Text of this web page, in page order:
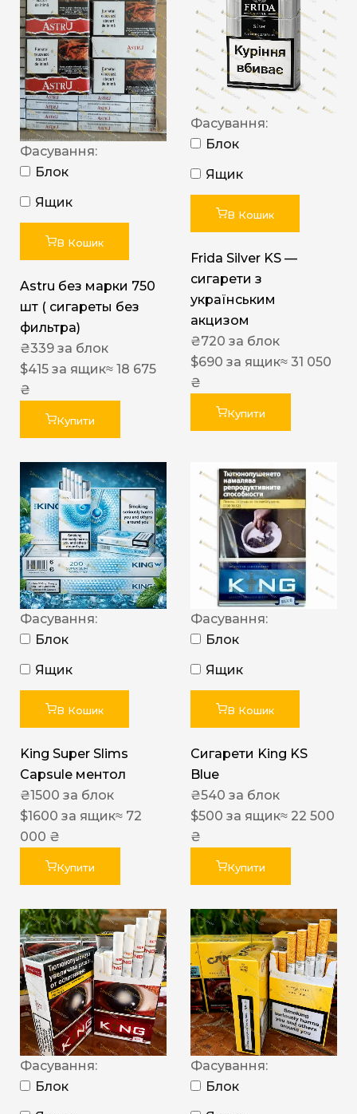
Фасування:
Блок
Ящик
В Кошик
Astru без марки 750
шт ( сигареты без
фильтра)
₴339 за блок
$415 за ящик≈ 18 675
₴
Купити
Фасування:
Блок
Ящик
В Кошик
Frida Silver KS —
сигарети з
українським
акцизом
₴720 за блок
$690 за ящик≈ 31 050
₴
Купити
Фасування:
Блок
Ящик
В Кошик
King Super Slims
Capsule ментол
₴1500 за блок
$1600 за ящик≈ 72
000 ₴
Купити
Фасування:
Блок
Ящик
В Кошик
Сигарети King KS
Blue
₴540 за блок
$500 за ящик≈ 22 500
₴
Купити
Фасування:
Блок
Фасування:
Блок